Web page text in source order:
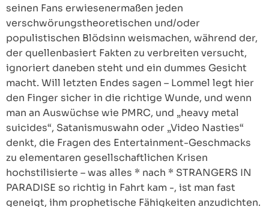
seinen Fans erwiesenermaßen jeden
verschwörungstheoretischen und/oder
populistischen Blödsinn weismachen, während der,
der quellenbasiert Fakten zu verbreiten versucht,
ignoriert daneben steht und ein dummes Gesicht
macht. Will letzten Endes sagen – Lommel legt hier
den Finger sicher in die richtige Wunde, und wenn
man an Auswüchse wie PMRC, und „heavy metal
suicides“, Satanismuswahn oder „Video Nasties“
denkt, die Fragen des Entertainment-Geschmacks
zu elementaren gesellschaftlichen Krisen
hochstilisierte – was alles * nach * STRANGERS IN
PARADISE so richtig in Fahrt kam -, ist man fast
geneigt, ihm prophetische Fähigkeiten anzudichten.